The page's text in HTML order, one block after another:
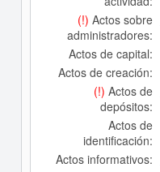
(!) Actos sobre
administradores:
Actos de capital:
Actos de creación:
(!) Actos de
depósitos:
Actos de
identificación:
Actos informativos: